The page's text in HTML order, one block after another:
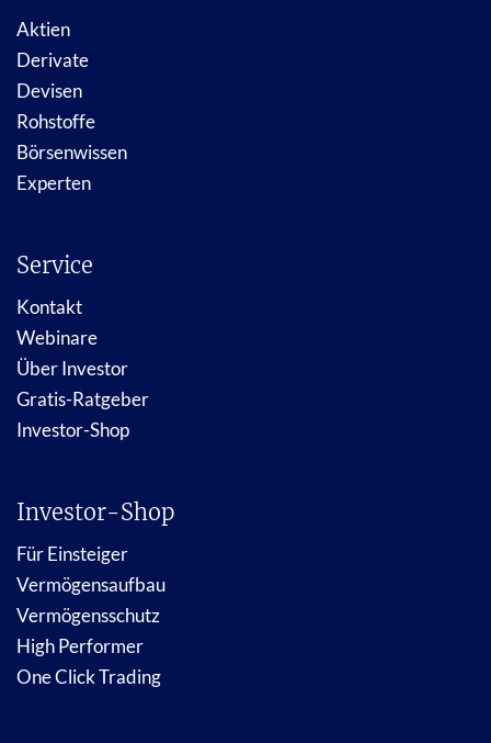
Aktien
Derivate
Devisen
Rohstoffe
Börsenwissen
Experten
Service
Kontakt
Webinare
Über Investor
Gratis-Ratgeber
Investor-Shop
Investor-Shop
Für Einsteiger
Vermögensaufbau
Vermögensschutz
High Performer
One Click Trading